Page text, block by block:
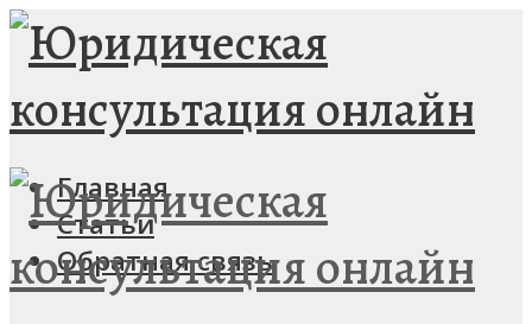
Главная
Статьи
Обратная связь